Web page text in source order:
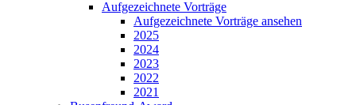
Aufgezeichnete Vorträge
Aufgezeichnete Vorträge ansehen
2025
2024
2023
2022
2021